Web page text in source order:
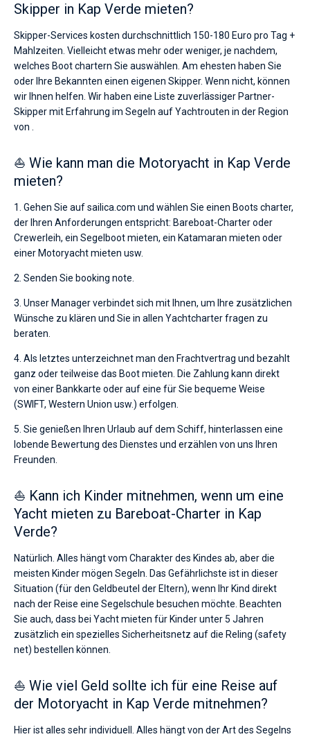
Skipper in Kap Verde mieten?
Skipper-Services kosten durchschnittlich 150-180 Euro pro Tag +
Mahlzeiten. Vielleicht etwas mehr oder weniger, je nachdem,
welches Boot chartern Sie auswählen. Am ehesten haben Sie
oder Ihre Bekannten einen eigenen Skipper. Wenn nicht, können
wir Ihnen helfen. Wir haben eine Liste zuverlässiger Partner-
Skipper mit Erfahrung im Segeln auf Yachtrouten in der Region
von .
⛵ Wie kann man die Motoryacht in Kap Verde
mieten?
1. Gehen Sie auf sailica.com und wählen Sie einen Boots charter,
der Ihren Anforderungen entspricht: Bareboat-Charter oder
Crewerleih, ein Segelboot mieten, ein Katamaran mieten oder
einer Motoryacht mieten usw.
2. Senden Sie booking note.
3. Unser Manager verbindet sich mit Ihnen, um Ihre zusätzlichen
Wünsche zu klären und Sie in allen Yachtcharter fragen zu
beraten.
4. Als letztes unterzeichnet man den Frachtvertrag und bezahlt
ganz oder teilweise das Boot mieten. Die Zahlung kann direkt
von einer Bankkarte oder auf eine für Sie bequeme Weise
(SWIFT, Western Union usw.) erfolgen.
5. Sie genießen Ihren Urlaub auf dem Schiff, hinterlassen eine
lobende Bewertung des Dienstes und erzählen von uns Ihren
Freunden.
⛵ Kann ich Kinder mitnehmen, wenn um eine
Yacht mieten zu Bareboat-Charter in Kap
Verde?
Natürlich. Alles hängt vom Charakter des Kindes ab, aber die
meisten Kinder mögen Segeln. Das Gefährlichste ist in dieser
Situation (für den Geldbeutel der Eltern), wenn Ihr Kind direkt
nach der Reise eine Segelschule besuchen möchte. Beachten
Sie auch, dass bei Yacht mieten für Kinder unter 5 Jahren
zusätzlich ein spezielles Sicherheitsnetz auf die Reling (safety
net) bestellen können.
⛵ Wie viel Geld sollte ich für eine Reise auf
der Motoryacht in Kap Verde mitnehmen?
Hier ist alles sehr individuell. Alles hängt von der Art des Segelns